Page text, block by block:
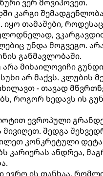
ვერ მოვიპოვეთ.
კარგი
იყო თამაშები,
უნდა მოგვეგო.
განმავლობაში.
მიხაილოვიჩი
არ მაქვს. კლუბის
- თავად
როგორ ხედავს ის
ევროპული
მივიღეთ. შედგა
კონკრეტული
კარიერას ანდრეა,
ევრო ის თანხაა,